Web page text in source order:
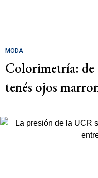
MODA
Colorimetría: de
tenés ojos